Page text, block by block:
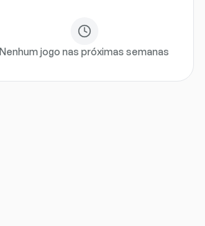
Nenhum jogo nas próximas semanas